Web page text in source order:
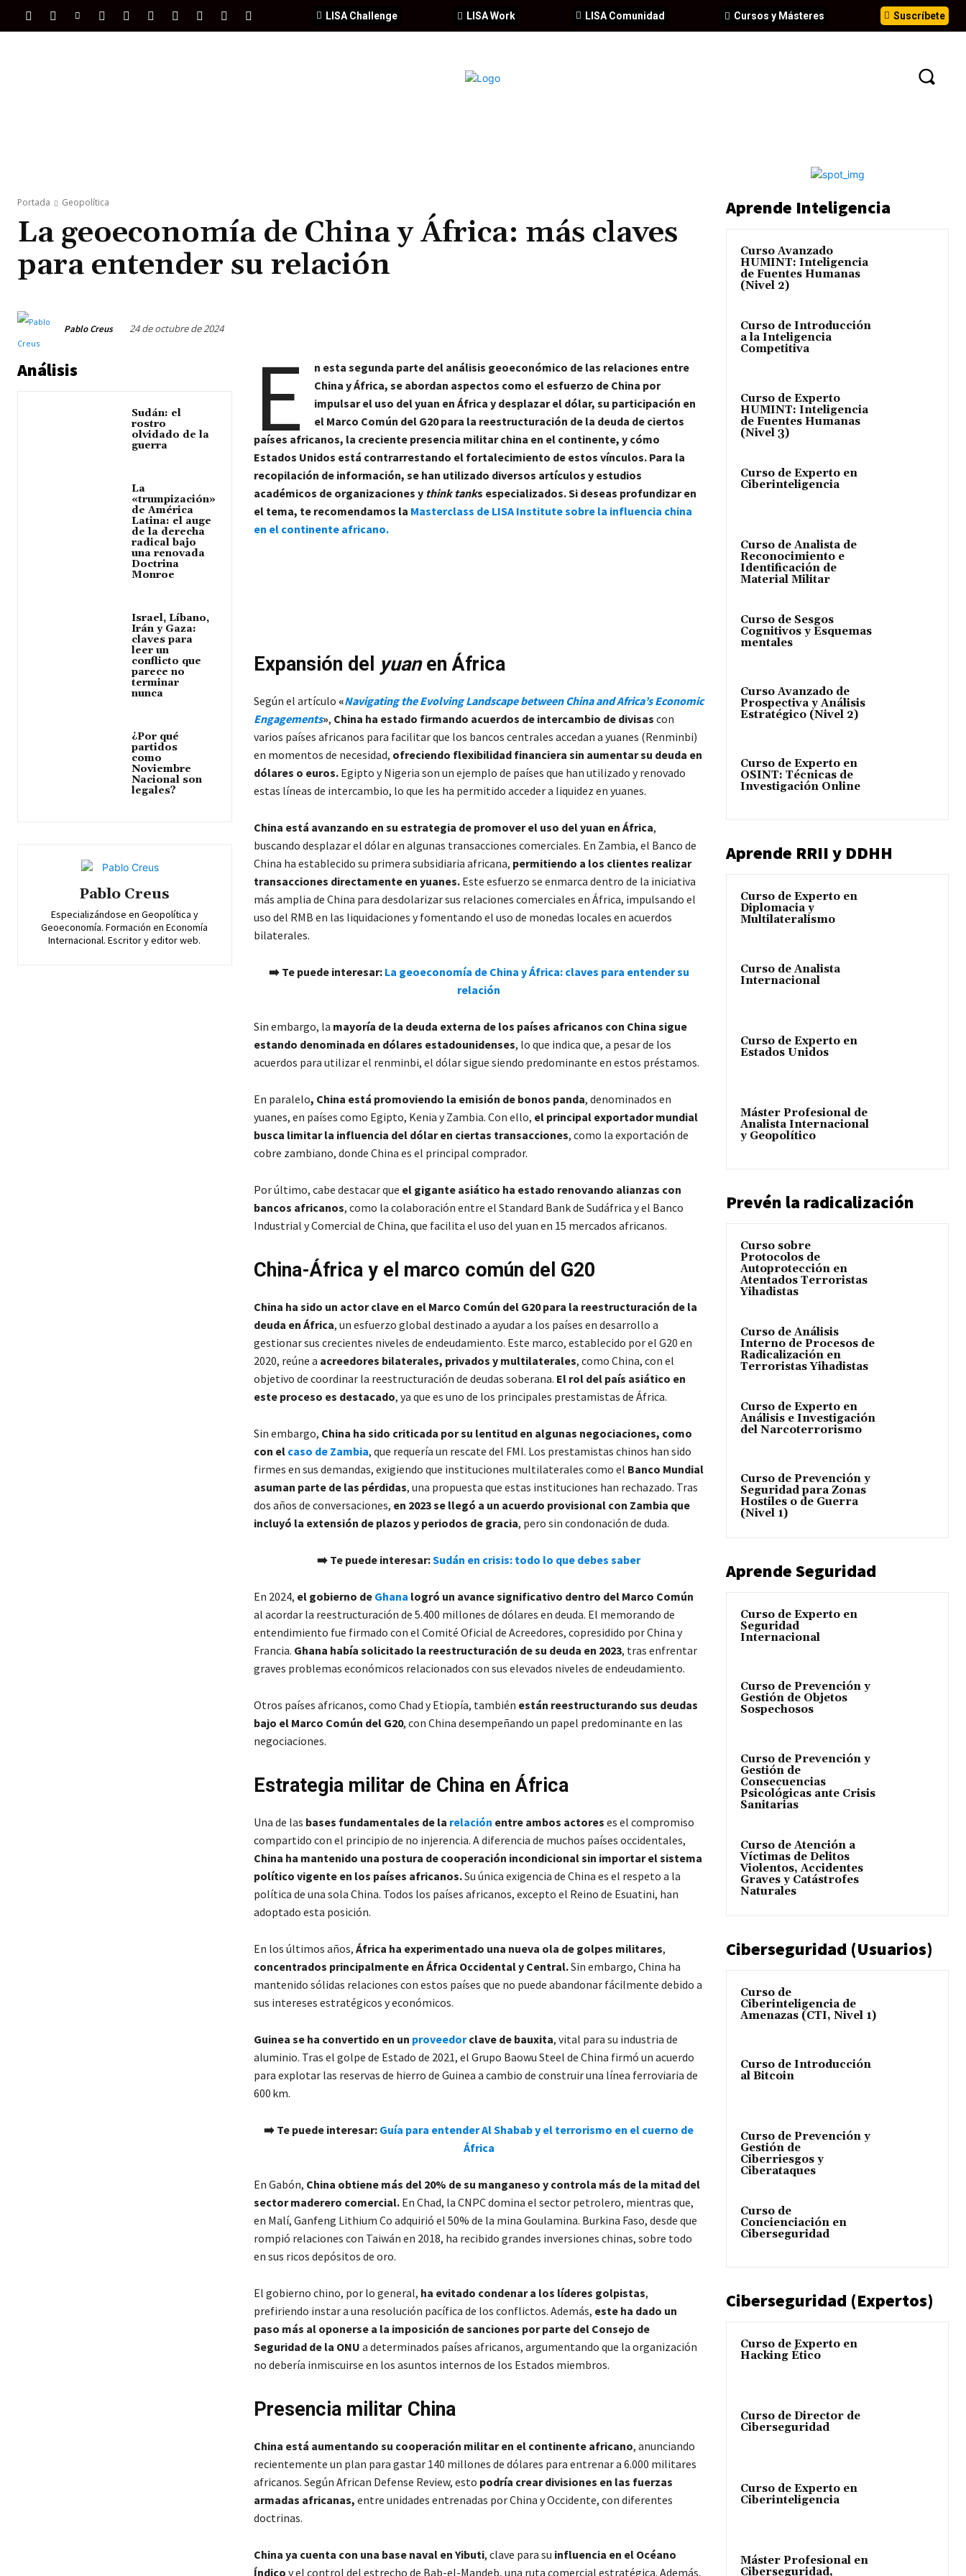
Suscríbete
Cursos y Másteres
LISA Comunidad
LISA Work
LISA Challenge
Portada Geopolítica
La geoeconomía de China y África: más claves
para entender su relación
Pablo Creus 24 de octubre de 2024
Análisis
Sudán: el
rostro
olvidado de la
guerra
La
«trumpización»
de América
Latina: el auge
de la derecha
radical bajo
una renovada
Doctrina
Monroe
Israel, Líbano,
Irán y Gaza:
claves para
leer un
conflicto que
parece no
terminar
nunca
¿Por qué
partidos
como
Noviembre
Nacional son
legales?
Pablo Creus
Especializándose en Geopolítica y
Geoeconomía. Formación en Economía
Internacional. Escritor y editor web.
E
n esta segunda parte del análisis geoeconómico de las relaciones entre
China y África, se abordan aspectos como el esfuerzo de China por
impulsar el uso del yuan en África y desplazar el dólar, su participación en
el Marco Común del G20 para la reestructuración de la deuda de ciertos
países africanos, la creciente presencia militar china en el continente, y cómo
Estados Unidos está contrarrestando el fortalecimiento de estos vínculos. Para la
recopilación de información, se han utilizado diversos artículos y estudios
académicos de organizaciones ythink tanks especializados.Si deseas profundizar en
el tema, te recomendamos la Masterclass de LISA Institute sobre la influencia china
en el continente africano.
Expansión del yuanen África
Según el artículo «Navigating the Evolving Landscape between China and Africa’s Economic
Engagements», China ha estado firmando acuerdos de intercambio de divisas con
varios países africanos para facilitar que los bancos centrales accedan a yuanes (Renminbi)
en momentos de necesidad, ofreciendo flexibilidad financiera sin aumentar su deuda en
dólares o euros. Egipto y Nigeria son un ejemplo de países que han utilizado y renovado
estas líneas de intercambio, lo que les ha permitido acceder a liquidez en yuanes.
China está avanzando en su estrategia de promover el uso del yuan en África,
buscando desplazar el dólar en algunas transacciones comerciales. En Zambia, el Banco de
China ha establecido su primera subsidiaria africana, permitiendo a los clientes realizar
transacciones directamente en yuanes. Este esfuerzo se enmarca dentro de la iniciativa
más amplia de China para desdolarizar sus relaciones comerciales en África, impulsando el
uso del RMB en las liquidaciones y fomentando el uso de monedas locales en acuerdos
bilaterales.
➡️ Te puede interesar: La geoeconomía de China y África: claves para entender su
relación
Sin embargo, la mayoría de la deuda externa de los países africanos con China sigue
estando denominada en dólares estadounidenses, lo que indica que, a pesar de los
acuerdos para utilizar el renminbi, el dólar sigue siendo predominante en estos préstamos.
En paralelo, China está promoviendo la emisión de bonos panda, denominados en
yuanes, en países como Egipto, Kenia y Zambia. Con ello, el principal exportador mundial
busca limitar la influencia del dólar en ciertas transacciones, como la exportación de
cobre zambiano, donde China es el principal comprador.
Por último, cabe destacar que el gigante asiático ha estado renovando alianzas con
bancos africanos, como la colaboración entre el Standard Bank de Sudáfrica y el Banco
Industrial y Comercial de China, que facilita el uso del yuan en 15 mercados africanos.
China-África y el marco común del G20
China ha sido un actor clave en el Marco Común del G20 para la reestructuración de la
deuda en África, un esfuerzo global destinado a ayudar a los países en desarrollo a
gestionar sus crecientes niveles de endeudamiento. Este marco, establecido por el G20 en
2020, reúne a acreedores bilaterales, privados y multilaterales, como China, con el
objetivo de coordinar la reestructuración de deudas soberana. El rol del país asiático en
este proceso es destacado, ya que es uno de los principales prestamistas de África.
Sin embargo, China ha sido criticada por su lentitud en algunas negociaciones, como
con el caso de Zambia, que requería un rescate del FMI. Los prestamistas chinos han sido
firmes en sus demandas, exigiendo que instituciones multilaterales como el Banco Mundial
asuman parte de las pérdidas, una propuesta que estas instituciones han rechazado. Tras
dos años de conversaciones, en 2023 se llegó a un acuerdo provisional con Zambia que
incluyó la extensión de plazos y periodos de gracia, pero sin condonación de duda.
➡️ Te puede interesar:Sudán en crisis: todo lo que debes saber
En 2024, el gobierno de Ghana logró un avance significativo dentro del Marco Común
al acordar la reestructuración de 5.400 millones de dólares en deuda. El memorando de
entendimiento fue firmado con el Comité Oficial de Acreedores, copresidido por China y
Francia. Ghana había solicitado la reestructuración de su deuda en 2023, tras enfrentar
graves problemas económicos relacionados con sus elevados niveles de endeudamiento.
Otros países africanos, como Chad y Etiopía, también están reestructurando sus deudas
bajo el Marco Común del G20, con China desempeñando un papel predominante en las
negociaciones.
Estrategia militar de China en África
Una de las bases fundamentales de la relación entre ambos actores es el compromiso
compartido con el principio de no injerencia. A diferencia de muchos países occidentales,
China ha mantenido una postura de cooperación incondicional sin importar el sistema
político vigente en los países africanos.Su única exigencia de China es el respeto a la
política de una sola China. Todos los países africanos, excepto el Reino de Esuatini, han
adoptado esta posición.
En los últimos años, África ha experimentado una nueva ola de golpes militares,
concentrados principalmente en África Occidental y Central.Sin embargo, China ha
mantenido sólidas relaciones con estos países que no puede abandonar fácilmente debido a
sus intereses estratégicos y económicos.
Guinea se ha convertido en un proveedorclave de bauxita, vital para su industria de
aluminio. Tras el golpe de Estado de 2021, el Grupo Baowu Steel de China firmó un acuerdo
para explotar las reservas de hierro de Guinea a cambio de construir una línea ferroviaria de
600 km.
➡️ Te puede interesar: Guía para entender Al Shabab y el terrorismo en el cuerno de
África
En Gabón, China obtiene más del 20% de su manganeso y controla más de la mitad del
sector maderero comercial.En Chad, la CNPC domina el sector petrolero, mientras que,
en Malí, Ganfeng Lithium Co adquirió el 50% de la mina Goulamina. Burkina Faso, desde que
rompió relaciones con Taiwán en 2018, ha recibido grandes inversiones chinas, sobre todo
en sus ricos depósitos de oro.
El gobierno chino, por lo general, ha evitado condenar a los líderes golpistas,
prefiriendo instar a una resolución pacífica de los conflictos. Además, este ha dado un
paso más al oponerse a la imposición de sanciones por parte del Consejo de
Seguridad de la ONU a determinados países africanos, argumentando que la organización
no debería inmiscuirse en los asuntos internos de los Estados miembros.
Presencia militar China
China está aumentando su cooperación militar en el continente africano, anunciando
recientemente un plan para gastar 140 millones de dólares para entrenar a 6.000 militares
africanos. Según African Defense Review, esto podría crear divisiones en las fuerzas
armadas africanas, entre unidades entrenadas por China y Occidente, con diferentes
doctrinas.
China ya cuenta con una base naval en Yibuti, clave para su influencia en el Océano
Índico y el control del estrecho de Bab-el-Mandeb, una ruta comercial estratégica. Además,
Aprende Inteligencia
Curso Avanzado
HUMINT: Inteligencia
de Fuentes Humanas
(Nivel 2)
Curso de Introducción
a la Inteligencia
Competitiva
Curso de Experto
HUMINT: Inteligencia
de Fuentes Humanas
(Nivel 3)
Curso de Experto en
Ciberinteligencia
Curso de Analista de
Reconocimiento e
Identificación de
Material Militar
Curso de Sesgos
Cognitivos y Esquemas
mentales
Curso Avanzado de
Prospectiva y Análisis
Estratégico (Nivel 2)
Curso de Experto en
OSINT: Técnicas de
Investigación Online
Aprende RRII y DDHH
Curso de Experto en
Diplomacia y
Multilateralismo
Curso de Analista
Internacional
Curso de Experto en
Estados Unidos
Máster Profesional de
Analista Internacional
y Geopolítico
Prevén la radicalización
Curso sobre
Protocolos de
Autoprotección en
Atentados Terroristas
Yihadistas
Curso de Análisis
Interno de Procesos de
Radicalización en
Terroristas Yihadistas
Curso de Experto en
Análisis e Investigación
del Narcoterrorismo
Curso de Prevención y
Seguridad para Zonas
Hostiles o de Guerra
(Nivel 1)
Aprende Seguridad
Curso de Experto en
Seguridad
Internacional
Curso de Prevención y
Gestión de Objetos
Sospechosos
Curso de Prevención y
Gestión de
Consecuencias
Psicológicas ante Crisis
Sanitarias
Curso de Atención a
Víctimas de Delitos
Violentos, Accidentes
Graves y Catástrofes
Naturales
Ciberseguridad (Usuarios)
Curso de
Ciberinteligencia de
Amenazas (CTI, Nivel 1)
Curso de Introducción
al Bitcoin
Curso de Prevención y
Gestión de
Ciberriesgos y
Ciberataques
Curso de
Concienciación en
Ciberseguridad
Ciberseguridad (Expertos)
Curso de Experto en
Hacking Ético
Curso de Director de
Ciberseguridad
Curso de Experto en
Ciberinteligencia
Máster Profesional en
Ciberseguridad,